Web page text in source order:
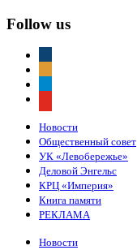
Follow us
Новости
Общественный совет
УК «Левобережье»
Деловой Энгельс
КРЦ «Империя»
Книга памяти
РЕКЛАМА
Новости